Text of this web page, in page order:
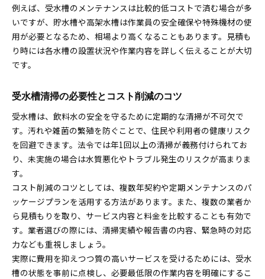
例えば、受水槽のメンテナンスは比較的低コストで済む場合が多
いですが、貯水槽や高架水槽は作業員の安全確保や特殊機材の使
用が必要となるため、相場より高くなることもあります。見積も
り時には各水槽の設置状況や作業内容を詳しく伝えることが大切
です。
受水槽清掃の必要性とコスト削減のコツ
受水槽は、飲料水の安全を守るために定期的な清掃が不可欠で
す。汚れや雑菌の繁殖を防ぐことで、住民や利用者の健康リスク
を回避できます。法令では年1回以上の清掃が義務付けられてお
り、未実施の場合は水質悪化やトラブル発生のリスクが高まりま
す。
コスト削減のコツとしては、複数年契約や定期メンテナンスのパ
ッケージプランを活用する方法があります。また、複数の業者か
ら見積もりを取り、サービス内容と料金を比較することも有効で
す。業者選びの際には、清掃実績や報告書の内容、緊急時の対応
力なども重視しましょう。
実際に費用を抑えつつ質の高いサービスを受けるためには、受水
槽の状態を事前に点検し、必要最低限の作業内容を明確にするこ